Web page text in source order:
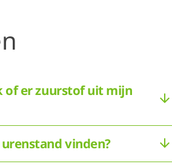
of er zuurstof uit mijn
vinden?